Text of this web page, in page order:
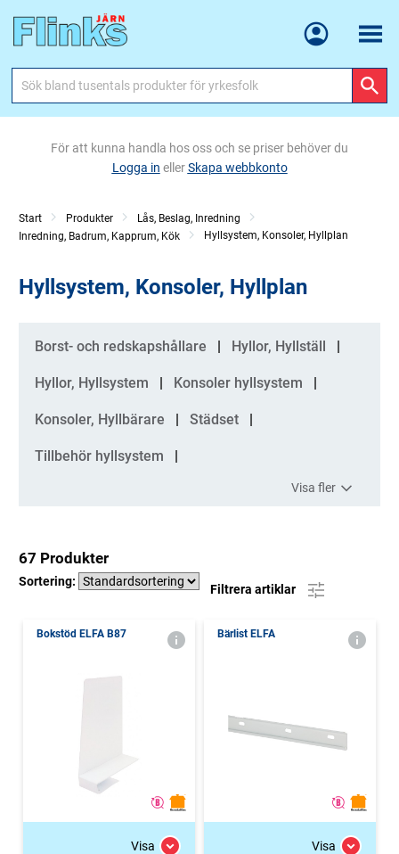
Meny
För att kunna handla hos oss och se priser behöver du
Logga in ellerSkapa webbkonto
Start Produkter
Lås, Beslag, Inredning
Inredning, Badrum, Kapprum, Kök
Hyllsystem, Konsoler, Hyllplan
Hyllsystem, Konsoler, Hyllplan
Kategorier
Borst- och redskapshållare Hyllor, Hyllställ
Hyllor, Hyllsystem Konsoler hyllsystem
Konsoler, Hyllbärare Städset
Tillbehör hyllsystem
Visa fler
67 Produkter
Sortering:
Filtrera artiklar
Bokstöd ELFA B87
Visa
Bärlist ELFA
Visa